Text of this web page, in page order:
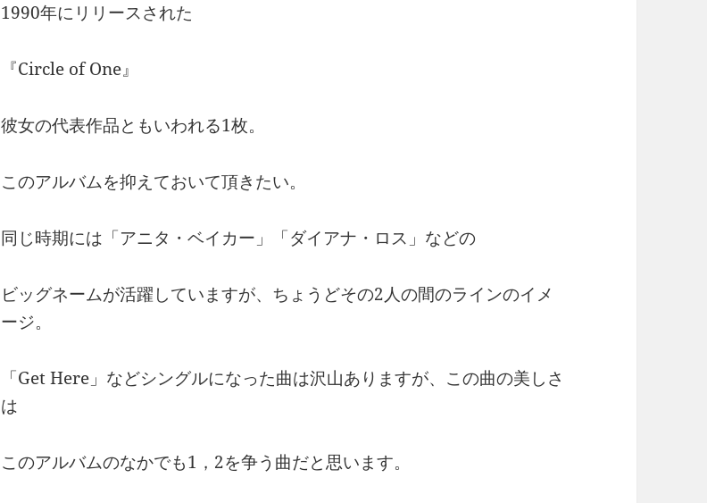
1990年にリリースされた
『Circle of One』
彼女の代表作品ともいわれる1枚。
このアルバムを抑えておいて頂きたい。
同じ時期には「アニタ・ベイカー」「ダイアナ・ロス」などの
ビッグネームが活躍していますが、ちょうどその2人の間のラインのイメ
ージ。
「Get Here」などシングルになった曲は沢山ありますが、この曲の美しさ
は
このアルバムのなかでも1，2を争う曲だと思います。